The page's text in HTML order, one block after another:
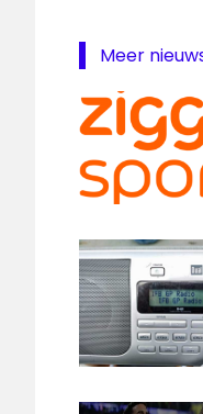
Ziggo
Meer